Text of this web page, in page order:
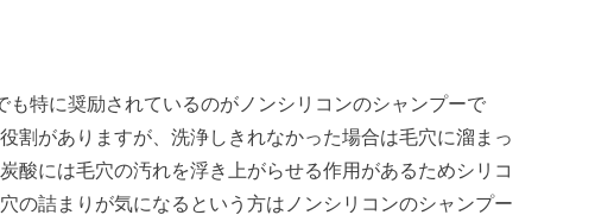
特に奨励されているのがノンシリコンのシャンプーで
割がありますが、洗浄しきれなかった場合は毛穴に溜まっ
酸には毛穴の汚れを浮き上がらせる作用があるためシリコ
の詰まりが気になるという方はノンシリコンのシャンプー